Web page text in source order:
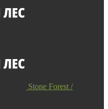
Stone Forest /